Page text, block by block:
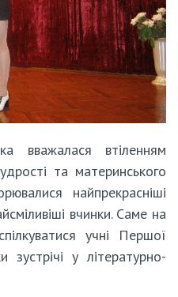
вважалася втіленням
та материнського
найпрекрасніші
вчинки. Саме на
учні Першої
зустрічі у літературно-